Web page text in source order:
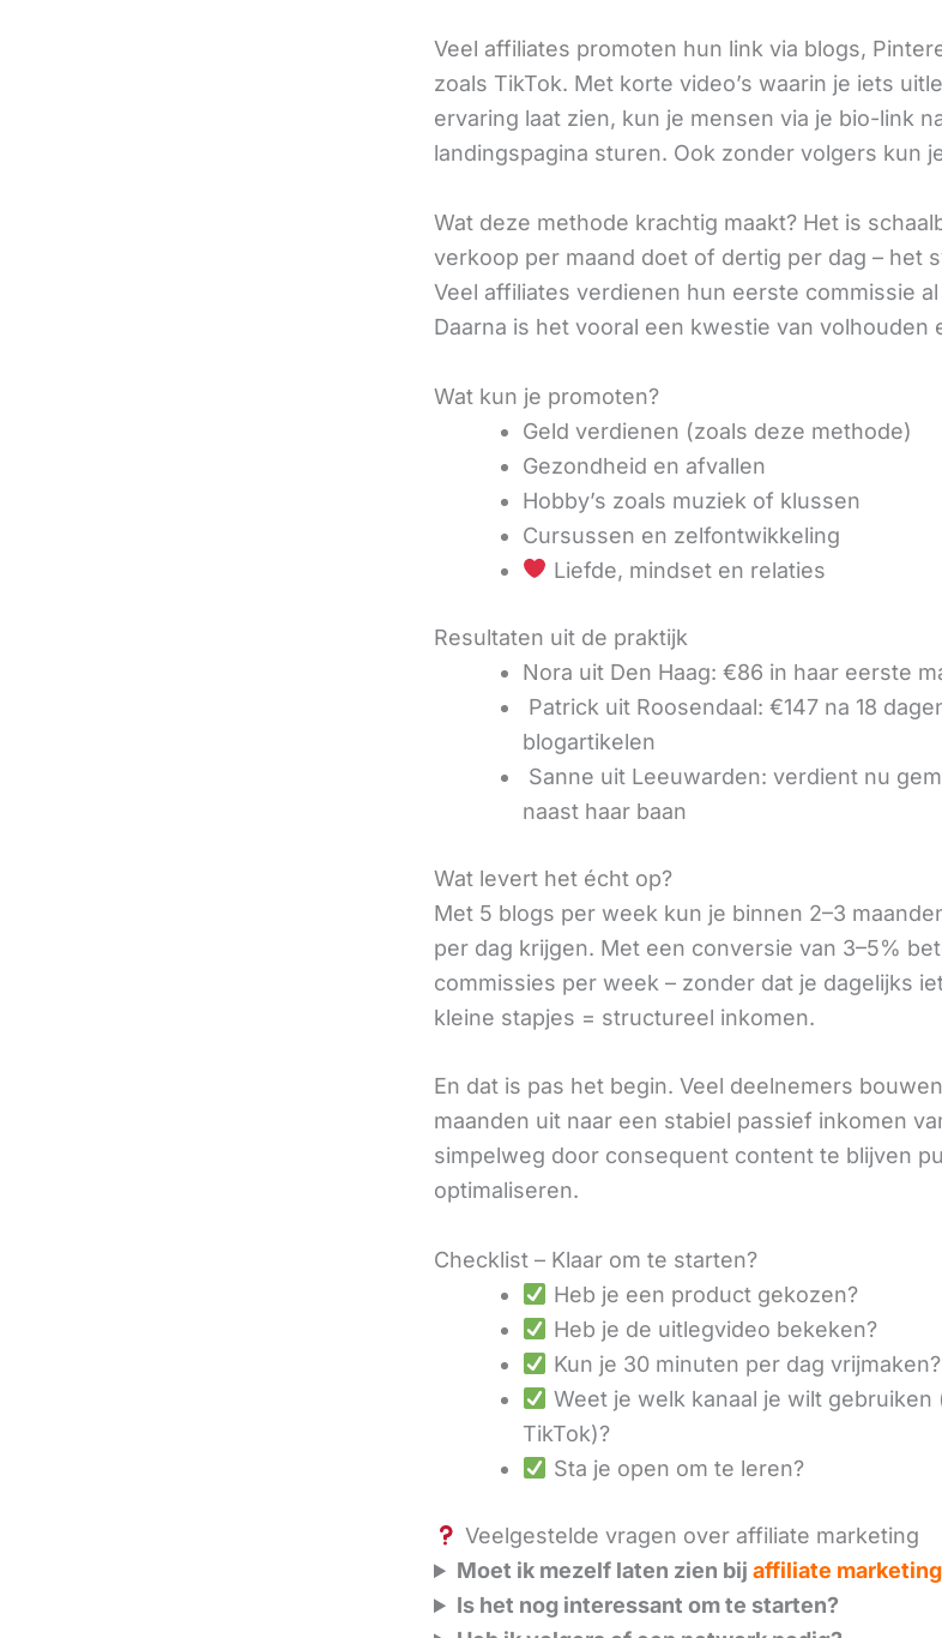
Veel affiliates promoten hun link via blogs,
zoals TikTok. Met korte video’s waarin je iets
ervaring laat zien, kun je mensen via je bio-link
landingspagina sturen. Ook zonder volgers kun
Wat deze methode krachtig maakt? Het is
verkoop per maand doet of dertig per dag – het
Veel affiliates verdienen hun eerste commissie
Daarna is het vooral een kwestie van volhouden
Wat kun je promoten?
Geld verdienen (zoals deze methode)
Gezondheid en afvallen
Hobby’s zoals muziek of klussen
Cursussen en zelfontwikkeling
Liefde, mindset en relaties
Resultaten uit de praktijk
Nora uit Den Haag: €86 in haar eerste
Patrick uit Roosendaal: €147 na 18
blogartikelen
Sanne uit Leeuwarden: verdient nu
naast haar baan
Wat levert het écht op?
Met 5 blogs per week kun je binnen 2–3
per dag krijgen. Met een conversie van 3–5%
commissies per week – zonder dat je dagelijks
kleine stapjes = structureel inkomen.
En dat is pas het begin. Veel deelnemers
maanden uit naar een stabiel passief inkomen
simpelweg door consequent content te blijven
optimaliseren.
Checklist – Klaar om te starten?
Heb je een product gekozen?
Heb je de uitlegvideo bekeken?
Kun je 30 minuten per dag vrijmaken?
Weet je welk kanaal je wilt gebruiken
TikTok)?
Sta je open om te leren?
Veelgestelde vragen over affiliate marketing
Moet ik mezelf laten zien bijaffiliate marketing
Is het nog interessant om te starten?